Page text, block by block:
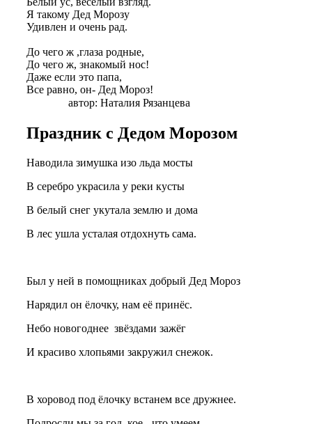
Я такому Дед Морозу
Удивлен и очень рад.
До чего ж ,глаза родные,
До чего ж, знакомый нос!
Даже если это папа,
Все равно, он- Дед Мороз!
автор: Наталия Рязанцева
Праздник с Дедом Морозом
Наводила зимушка изо льда мосты
В серебро украсила у реки кусты
В белый снег укутала землю и дома
В лес ушла усталая отдохнуть сама.
Был у ней в помощниках добрый Дед Мороз
Нарядил он ёлочку, нам её принёс.
Небо новогоднее звёздами зажёг
И красиво хлопьями закружил снежок.
В хоровод под ёлочку встанем все дружнее.